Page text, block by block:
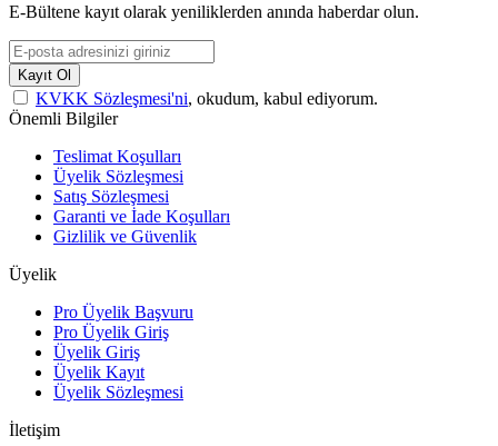
E-Bültene kayıt olarak yeniliklerden anında haberdar olun.
Kayıt Ol
KVKK Sözleşmesi'ni, okudum, kabul ediyorum.
Önemli Bilgiler
Teslimat Koşulları
Üyelik Sözleşmesi
Satış Sözleşmesi
Garanti ve İade Koşulları
Gizlilik ve Güvenlik
Üyelik
Pro Üyelik Başvuru
Pro Üyelik Giriş
Üyelik Giriş
Üyelik Kayıt
Üyelik Sözleşmesi
İletişim